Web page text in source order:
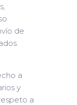
de
a
y
a